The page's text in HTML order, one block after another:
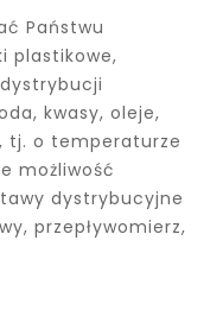
Państwu
plastikowe,
kwasy, oleje,
tj. o temperaturze
możliwość
dystrybucyjne
przepływomierz,